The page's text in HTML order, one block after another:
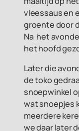
vleessaus en
groente door
Na het
het hoofd
Later die
de toko
snoepwinkel
wat snoepjes
meerdere
we daar later